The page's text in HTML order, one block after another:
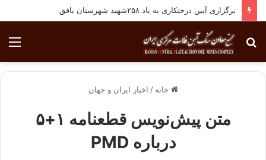
برگزاری آیین درختکاری به یاد ۲۵۸شهید شهرستان بافق
جستجو
برای
خانه / اخبار ایران و جهان
متن پیش‌نویس قطعنامه ۱+۵
درباره PMD